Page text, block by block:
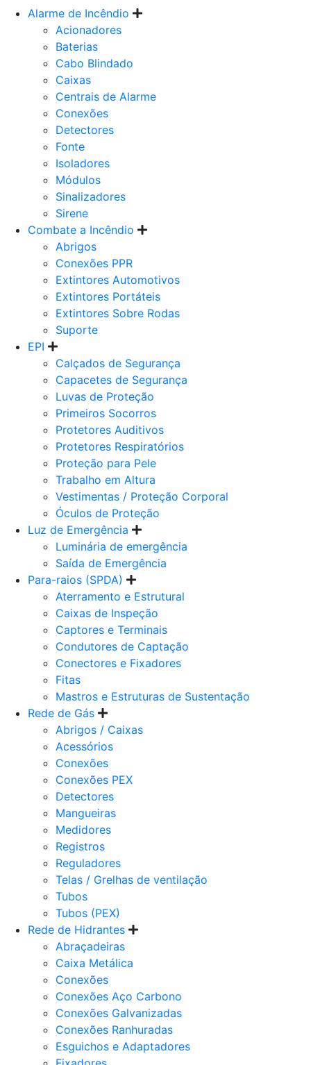
Alarme de Incêndio
Acionadores
Baterias
Cabo Blindado
Caixas
Centrais de Alarme
Conexões
Detectores
Fonte
Isoladores
Módulos
Sinalizadores
Sirene
Combate a Incêndio
Abrigos
Conexões PPR
Extintores Automotivos
Extintores Portáteis
Extintores Sobre Rodas
Suporte
EPI
Calçados de Segurança
Capacetes de Segurança
Luvas de Proteção
Primeiros Socorros
Protetores Auditivos
Protetores Respiratórios
Proteção para Pele
Trabalho em Altura
Vestimentas / Proteção Corporal
Óculos de Proteção
Luz de Emergência
Luminária de emergência
Saída de Emergência
Para-raios (SPDA)
Aterramento e Estrutural
Caixas de Inspeção
Captores e Terminais
Condutores de Captação
Conectores e Fixadores
Fitas
Mastros e Estruturas de Sustentação
Rede de Gás
Abrigos / Caixas
Acessórios
Conexões
Conexões PEX
Detectores
Mangueiras
Medidores
Registros
Reguladores
Telas / Grelhas de ventilação
Tubos
Tubos (PEX)
Rede de Hidrantes
Abraçadeiras
Caixa Metálica
Conexões
Conexões Aço Carbono
Conexões Galvanizadas
Conexões Ranhuradas
Esguichos e Adaptadores